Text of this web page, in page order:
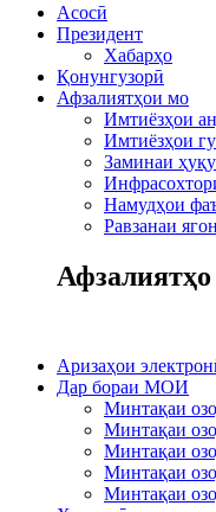
Асосӣ
Президент
Хабарҳо
Қонунгузорӣ
Афзалиятҳои мо
Имтиёзҳои
Имтиёзҳои
Заминаи
Намудҳои
Равзанаи
Афзалиятҳо
Аризаҳои
Дар бораи МОИ
Минтақаи
Минтақаи
Минтақаи
Минтақаи
Минтақаи